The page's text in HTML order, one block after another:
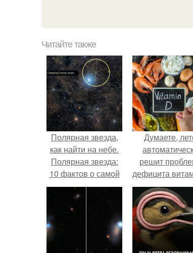
Читайте также
Полярная звезда,
как найти на небе.
Полярная звезда:
10 фактов о самой
известной звезде
ночного неба.
Думаете,
решит
дефицита
D?